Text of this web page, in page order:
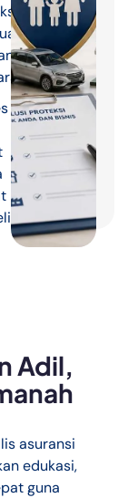
Adil,
asuransi
edukasi,
guna